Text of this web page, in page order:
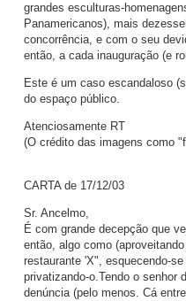
grandes esculturas-
Panamericanos), mais
concorrência, e com o seu
então, a cada inauguração (e
Este é um caso escandaloso
do espaço público.
Atenciosamente RT
(O crédito das imagens como
CARTA de 17/12/03
Sr. Ancelmo,
É com grande decepção que
então, algo como
restaurante 'X", esquecendo-
privatizando-o.Tendo o senhor
denúncia (pelo menos. Cá